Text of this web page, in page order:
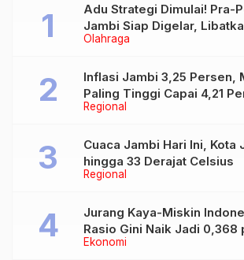
Olahraga
Adu Strategi Dimulai! Pra-
Jambi Siap Digelar,
Regional
Inflasi Jambi 3,25 Persen,
Paling Tinggi Capai 4,21
Regional
Cuaca Jambi Hari Ini, Kota
hingga 33 Derajat Celsius
Ekonomi
Jurang Kaya-Miskin
Rasio Gini Naik Jadi 0,368
2026